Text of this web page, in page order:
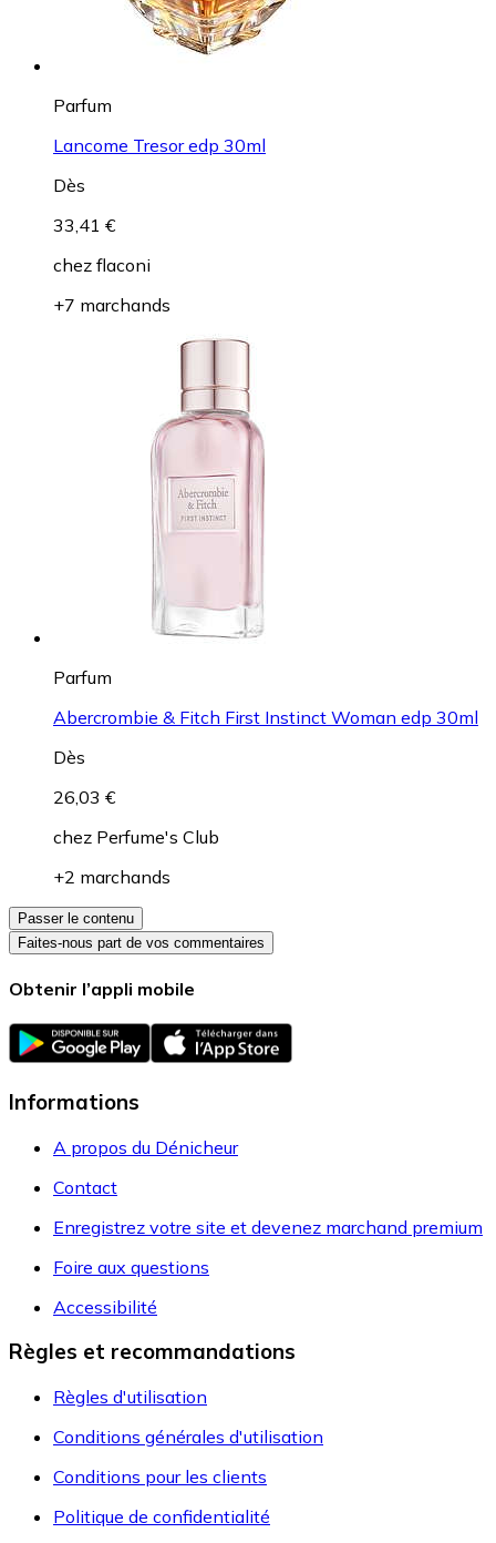
Parfum
Lancome Tresor edp 30ml
Dès
33,41 €
chez flaconi
+7 marchands
Parfum
Abercrombie & Fitch First Instinct Woman edp 30ml
Dès
26,03 €
chez Perfume's Club
+2 marchands
Passer le contenu
Faites-nous part de vos commentaires
Obtenir l’appli mobile
Informations
A propos du Dénicheur
Contact
Enregistrez votre site et devenez marchand premium
Foire aux questions
Accessibilité
Règles et recommandations
Règles d'utilisation
Conditions générales d'utilisation
Conditions pour les clients
Politique de confidentialité